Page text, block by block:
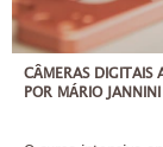
CÂMERAS DIGITAIS
POR MÁRIO JANNINI